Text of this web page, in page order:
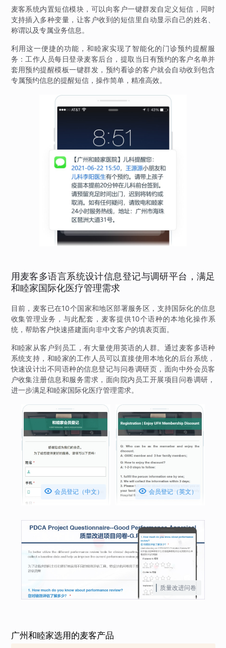
麦客系统内置短信模块，可以向客户一键群发自定义短信，同时
支持插入多种变量，让客户收到的短信里自动显示自己的姓名、
称谓以及专属业务信息。
利用这一便捷的功能，和睦家实现了智能化的门诊预约提醒服
务：工作人员每日登录麦客后台，提取当日有预约的客户名单并
套用预约提醒模板一键群发，预约看诊的客户就会自动收到包含
专属预约信息的提醒短信，操作简单，精准高效。
用麦客多语言系统设计信息登记与调研平台，满足
和睦家国际化医疗管理需求
目前，麦客已在10个国家和地区部署服务区，支持国际化的信息
收集管理业务，与此配套，麦客提供10个语种的本地化操作系
统，帮助客户快速搭建面向非中文客户的填表页面。
和睦家从客户到员工，有大量使用英语的人群。通过麦客多语种
系统支持，和睦家的工作人员可以直接使用本地化的后台系统，
快速设计出不同语种的信息登记与问卷调研页，面向中外会员客
户收集注册信息和服务需求，面向院内员工开展项目问卷调研，
进一步满足和睦家国际化医疗管理需求。
 会员登记（中文）  会员登记（英文）
质量改进问卷
广州和睦家选用的麦客产品